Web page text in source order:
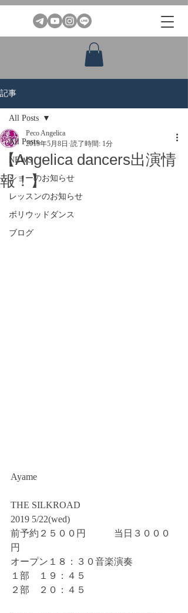
記事
All Posts
NEWS
ショーのお知らせ
レッスンのお知らせ
ボリウッドダンス
ブログ
All Posts
【Angelica dancers出演情
報！】
Peco Angelica
2019年5月8日 読了時間: 1分
Ayame
THE SILKROAD
2019 5/22(wed)
前予約２５００円　　　当日３０００
円
オープン１８：３０音楽演奏
１部　１９：４５
２部　２０：４５